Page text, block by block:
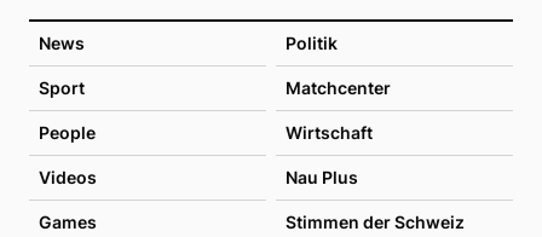
News Politik
Sport Matchcenter
People Wirtschaft
Videos Nau Plus
Games Stimmen der Schweiz